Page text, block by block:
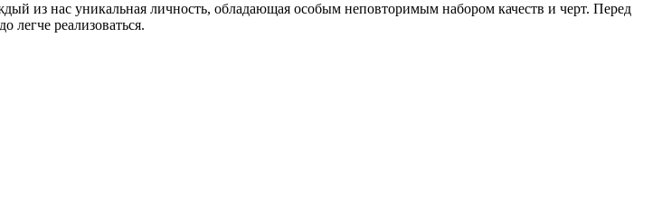
из нас уникальная личность, обладающая особым неповторимым набором качеств и черт. Перед
легче реализоваться.